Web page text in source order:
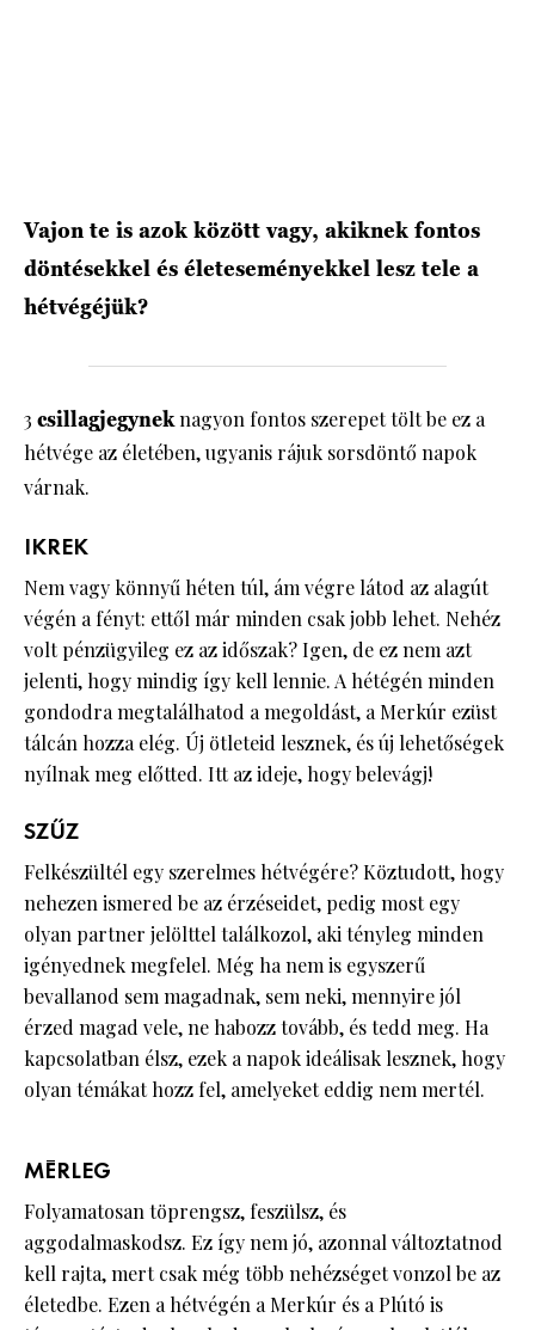
Vajon te is azok között vagy, akiknek fontos
döntésekkel és életeseményekkel lesz tele a
hétvégéjük?
3 csillagjegyneknagyon fontos szerepet tölt be ez a
hétvége az életében, ugyanis rájuk sorsdöntő napok
várnak.
IKREK
Nem vagy könnyű héten túl, ám végre látod az alagút
végén a fényt: ettől már minden csak jobb lehet. Nehéz
volt pénzügyileg ez az időszak? Igen, de ez nem azt
jelenti, hogy mindig így kell lennie. A hétégén minden
gondodra megtalálhatod a megoldást, a Merkúr ezüst
tálcán hozza elég. Új ötleteid lesznek, és új lehetőségek
nyílnak meg előtted. Itt az ideje, hogy belevágj!
SZŰZ
Felkészültél egy szerelmes hétvégére? Köztudott, hogy
nehezen ismered be az érzéseidet, pedig most egy
olyan partner jelölttel találkozol, aki tényleg minden
igényednek megfelel. Még ha nem is egyszerű
bevallanod sem magadnak, sem neki, mennyire jól
érzed magad vele, ne habozz tovább, és tedd meg. Ha
kapcsolatban élsz, ezek a napok ideálisak lesznek, hogy
olyan témákat hozz fel, amelyeket eddig nem mertél.
MÉRLEG
Folyamatosan töprengsz, feszülsz, és
aggodalmaskodsz. Ez így nem jó, azonnal változtatnod
kell rajta, mert csak még több nehézséget vonzol be az
életedbe. Ezen a hétvégén a Merkúr és a Plútó is